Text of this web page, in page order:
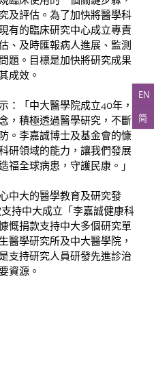
EN
简
及評估。為了加快將醫學科
有的臨床研究中心成立專責
、及時匯報病人進展、監測
題。目標是加快將研究成果
成效。
：「中大醫學院成立40年，
，積極透過醫學研究，不斷
。李嘉誠博士及基金會的慷
研領域的能力，讓我們發展
福全球病患，守護民康。」
中大的醫學教育及研究發
持中大成立「李嘉誠健康科
慨捐款支持中大多個研究單
醫學研究所及中大醫學院，
支持研究人員研發先進診治
資源。